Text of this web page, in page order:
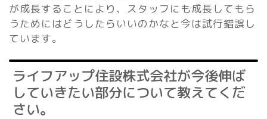
が成長することにより、スタッフにも成長してもら
うためにはどうしたらいいのかなと今は試行錯誤し
ています。
ライフアップ住設株式会社が今後伸ば
していきたい部分について教えてくだ
さい。